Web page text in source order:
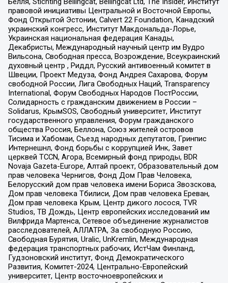
правовой инициативы Центральной и Восточной Европы,
Фонд Открытой Эстонии, Calvert 22 Foundation, Канадский
украинский конгресс, Институт Макдональда-Лорье,
Украинская национальная федерация Канады,
Декабристы, Международный научный центр им Вудро
Вильсона, Свободная пресса, Возрождение, Всеукраинский
духовный центр , Риддл, Русский антивоенный комитет в
Швеции, Проект Медуза, Фонд Андрея Сахарова, Форум
свободной России, Лига Свободных Наций, Transparеncy
International, Форум Свободных Народов ПостРоссии,
Солидарность с гражданским движением в России –
Solidarus, КрымSOS, Свободный университет, Институт
государственного управления, Форум гражданского
общества Россия, Беллона, Союз жителей островов
Тисима и Хабомаи, Съезд народных депутатов, Гринпис
Интернешнл, Фонд борьбы с коррупцией Инк, Завет
церквей TCCN, Агора, Всемирный фонд природы, BDR
Novaja Gazeta-Europe, Алтай проект, Образовательный дом
прав человека Чернигов, Фонд Дом Прав Человека,
Белорусский дом прав человека имени Бориса Звозскова,
Дом прав человека Тбилиси, Дом прав человека Ереван,
Дом прав человека Крым, Центр дикого лосося, TVR
Studios, ТВ Дождь, Центр европейских исследований им
Вилфрида Мартенса, Сетевое объединение журналистов
расследователей, АЛЛАТРА, За свободную Россию,
Свободная Бурятия, Uralic, UnKremlin, Международная
федерация транспортных рабочих, ИстЧам Финланд,
Гудзоновский институт, Фонд Демократического
Развития, Комитет-2024, Центрально-Европейский
университет, Центр восточноевропейских и